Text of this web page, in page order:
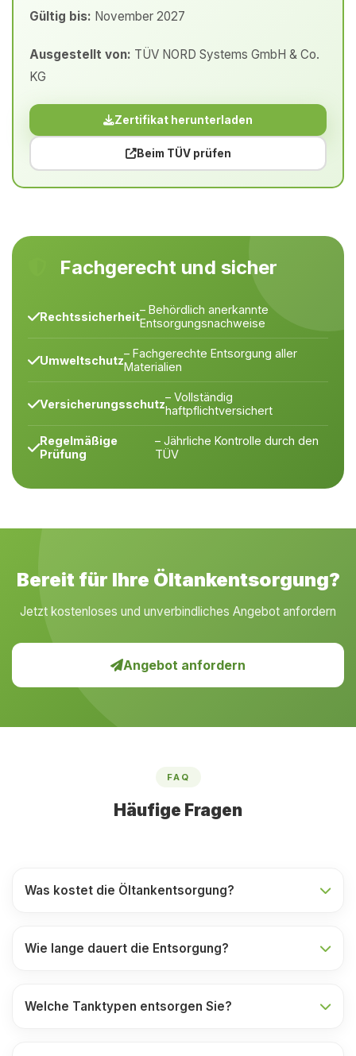
Gültig bis: November 2027
Ausgestellt von: TÜV NORD Systems GmbH & Co.
KG
Zertifikat herunterladen
Beim TÜV prüfen
Fachgerecht und sicher
Rechtssicherheit– Behördlich anerkannte
Entsorgungsnachweise
Umweltschutz– Fachgerechte Entsorgung aller
Materialien
Versicherungsschutz– Vollständig
haftpflichtversichert
Regelmäßige
Prüfung
– Jährliche Kontrolle durch den
TÜV
Bereit für Ihre Öltankentsorgung?
Jetzt kostenloses und unverbindliches Angebot anfordern
Angebot anfordern
FAQ
Häufige Fragen
Was kostet die Öltankentsorgung?
Wie lange dauert die Entsorgung?
Welche Tanktypen entsorgen Sie?